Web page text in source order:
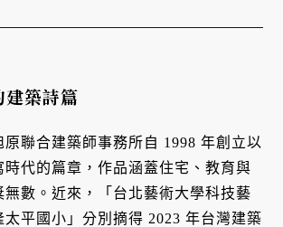
建築詩篇
原聯合建築師事務所自 1998 年創立以
時代的篇章，作品涵蓋住宅、教育與
無數。近來，「台北藝術大學科技藝
太平國小」分別摘得 2023 年台灣建築